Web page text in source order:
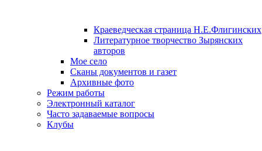
Краеведческая страница Н.Е.Флигинских
Литературное творчество Зырянских
авторов
Мое село
Сканы документов и газет
Архивные фото
Режим работы
Электронный каталог
Часто задаваемые вопросы
Клубы